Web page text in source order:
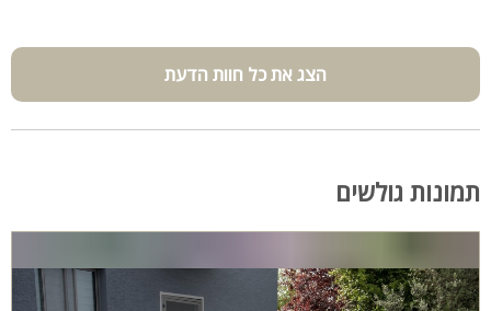
הצג את כל חוות הדעת
תמונות גולשים